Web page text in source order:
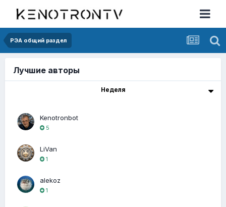
РЭА общий раздел
Лучшие авторы
Неделя
Kenotronbot
5
LiVan
1
alekoz
1